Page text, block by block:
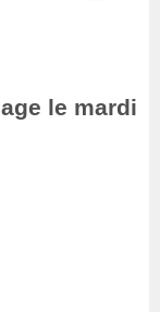
le mardi